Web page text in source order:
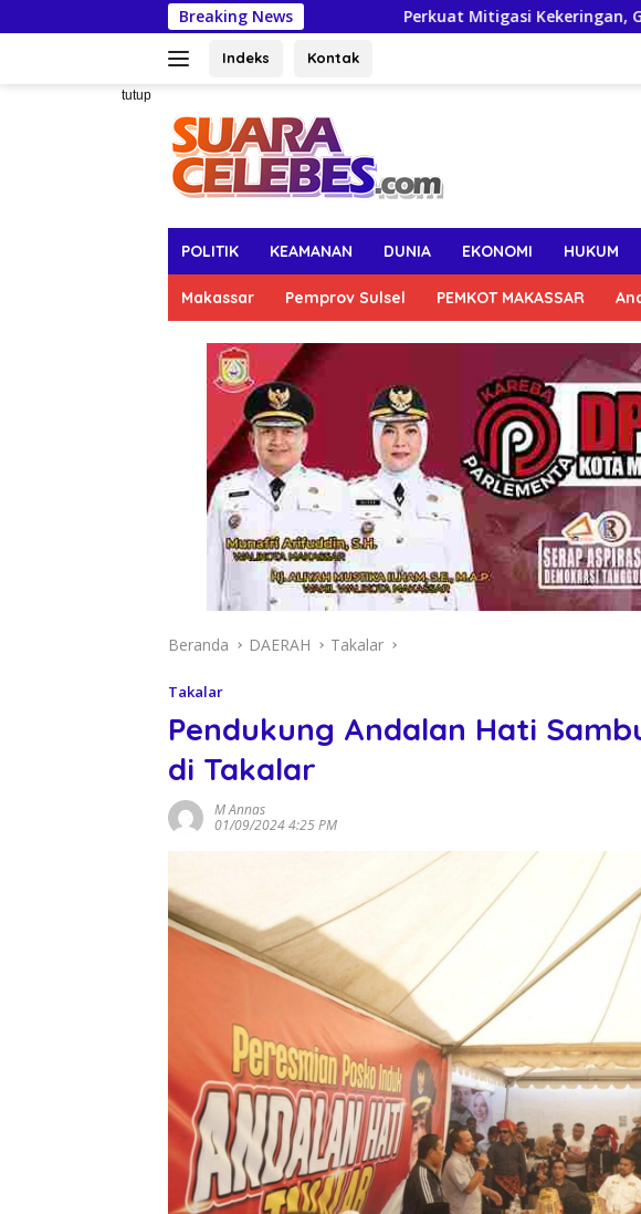
ke
Breaking News
Perkuat Mitigasi Kekeringan, Gubernur Sulsel
Indeks Kontak
tutup
POLITIK KEAMANAN DUNIA EKONOMI HUKUM
Makassar Pemprov Sulsel PEMKOT MAKASSAR
Beranda DAERAH Takalar
Takalar
Pendukung Andalan Hati
di Takalar
M Annas
01/09/2024 4:25 PM